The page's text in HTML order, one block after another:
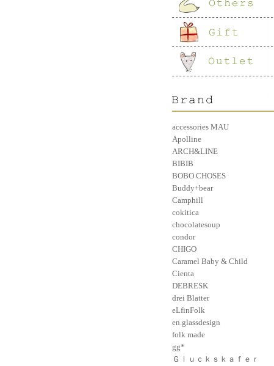
accessories MAU
Apolline
ARCH&LINE
BIBIB
BOBO CHOSES
Buddy+bear
Camphill
cokitica
chocolatesoup
condor
CHIGO
Caramel Baby & Child
Cienta
DEBRESK
drei Blatter
eLfinFolk
en.glassdesign
folk made
gg*
Ｇｌｕｃｋｓｋａｆｅｒ